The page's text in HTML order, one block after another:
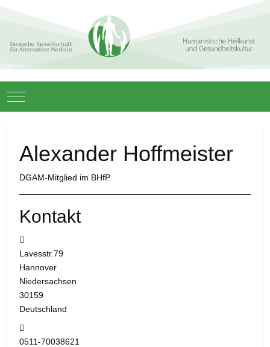
Mobile Menu Toggle
Alexander Hoffmeister
DGAM-Mitglied im BHfP
Kontakt
Lavesstr.79
Hannover
Niedersachsen
30159
Deutschland
0511-70038621